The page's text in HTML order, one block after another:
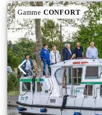
Gamme CONFORT